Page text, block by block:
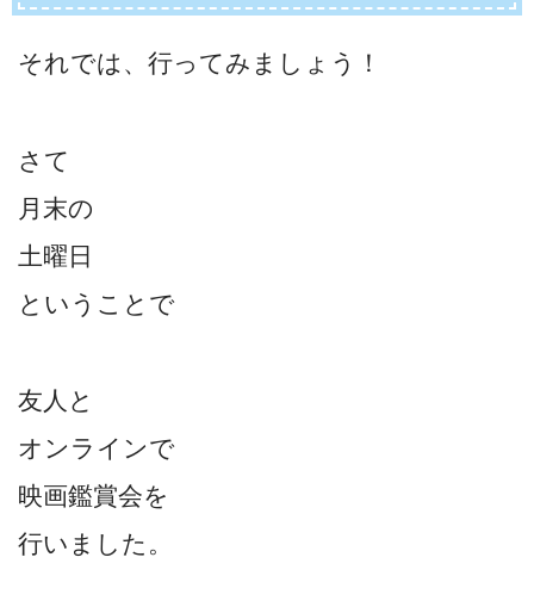
それでは、行ってみましょう！
さて
月末の
土曜日
ということで
友人と
オンラインで
映画鑑賞会を
行いました。